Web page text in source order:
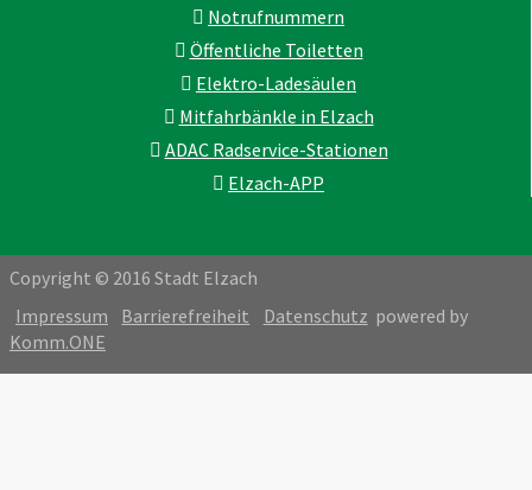
Notrufnummern
Öffentliche Toiletten
Elektro-Ladesäulen
Mitfahrbänkle in Elzach
ADAC Radservice-Stationen
Elzach-APP
Copyright © 2016 Stadt Elzach
Impressum
Barrierefreiheit Datenschutz powered by
Komm.ONE